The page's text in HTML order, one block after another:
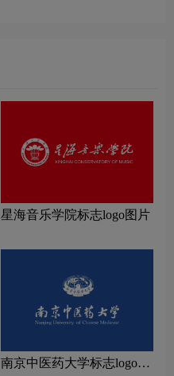
星海音乐学院标志logo图片
南京中医药大学标志logo图